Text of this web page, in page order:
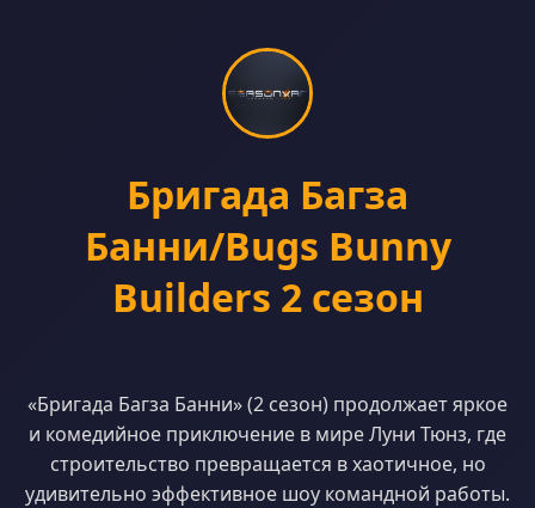
Бригада Багза
Банни/Bugs Bunny
Builders 2 сезон
«Бригада Багза Банни» (2 сезон) продолжает яркое
и комедийное приключение в мире Луни Тюнз, где
строительство превращается в хаотичное, но
удивительно эффективное шоу командной работы.